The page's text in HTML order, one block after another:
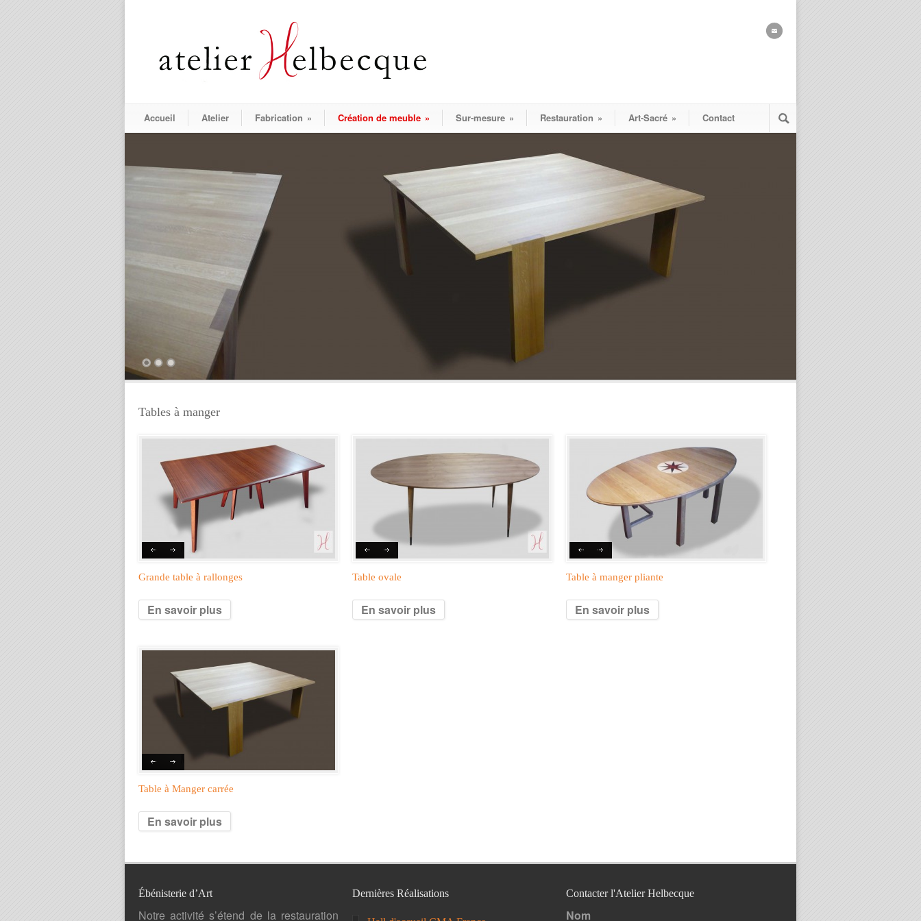
Accueil Atelier Fabrication » Création de meuble » Sur-mesure » Restauration » Art-Sacré » Contact
Tables à manger
Grande table à rallonges
En savoir plus
Table ovale
En savoir plus
Table à manger pliante
En savoir plus
Table à Manger carrée
En savoir plus
Ébénisterie d’Art
Notre activité s’étend de la restauration
Dernières Réalisations Contacter l'Atelier Helbecque
Nom